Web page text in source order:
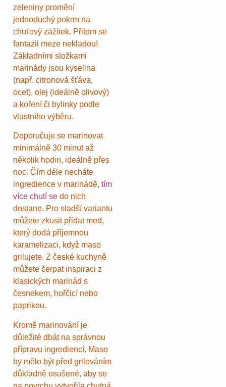
zeleniny promění
jednoduchý pokrm na
chuťový zážitek. Přitom se
fantazii meze nekladou!
Základními složkami
marinády jsou kyselina
(např. citronová šťáva,
ocet), olej (ideálně olivový)
a koření či bylinky podle
vlastního výběru.
Doporučuje se marinovat
minimálně 30 minut až
několik hodin, ideálně přes
noc. Čím déle necháte
ingredience v marinádě, tím
více chutí se do nich
dostane. Pro sladší variantu
můžete zkusit přidat med,
který dodá příjemnou
karamelizaci, když maso
grilujete. Z české kuchyně
můžete čerpat inspiraci z
klasických marinád s
česnekem, hořčicí nebo
paprikou.
Kromě marinování je
důležité dbát na správnou
přípravu ingrediencí. Maso
by mělo být před grilováním
důkladně osušené, aby se